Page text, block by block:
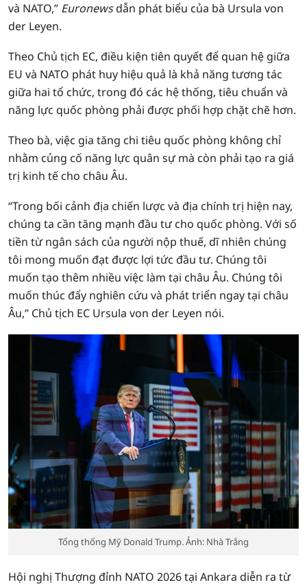
và NATO,” Euronewsdẫn phát biểu của bà Ursula von
der Leyen.
Theo Chủ tịch EC, điều kiện tiên quyết để quan hệ giữa
EU và NATO phát huy hiệu quả là khả năng tương tác
giữa hai tổ chức, trong đó các hệ thống, tiêu chuẩn và
năng lực quốc phòng phải được phối hợp chặt chẽ hơn.
Theo bà, việc gia tăng chi tiêu quốc phòng không chỉ
nhằm củng cố năng lực quân sự mà còn phải tạo ra giá
trị kinh tế cho châu Âu.
“Trong bối cảnh địa chiến lược và địa chính trị hiện nay,
chúng ta cần tăng mạnh đầu tư cho quốc phòng. Với số
tiền từ ngân sách của người nộp thuế, dĩ nhiên chúng
tôi mong muốn đạt được lợi tức đầu tư. Chúng tôi
muốn tạo thêm nhiều việc làm tại châu Âu. Chúng tôi
muốn thúc đẩy nghiên cứu và phát triển ngay tại châu
Âu,” Chủ tịch EC Ursula von der Leyen nói.
Tổng thống Mỹ Donald Trump. Ảnh: Nhà Trắng
Hội nghị Thượng đỉnh NATO 2026 tại Ankara diễn ra từ